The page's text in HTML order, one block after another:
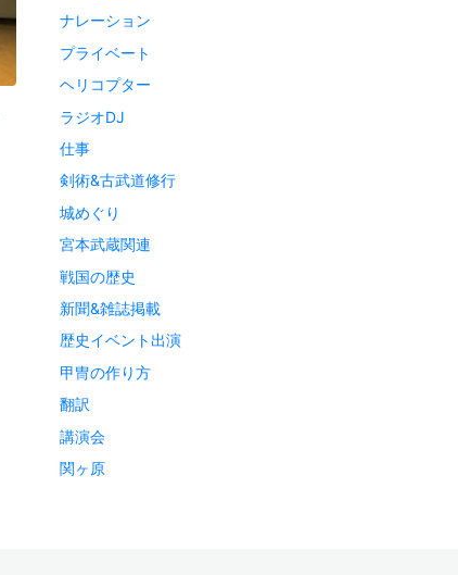
ナレーション
プライベート
ヘリコプター
ラジオDJ
仕事
剣術&古武道修行
城めぐり
宮本武蔵関連
戦国の歴史
新聞&雑誌掲載
歴史イベント出演
甲冑の作り方
翻訳
講演会
関ヶ原